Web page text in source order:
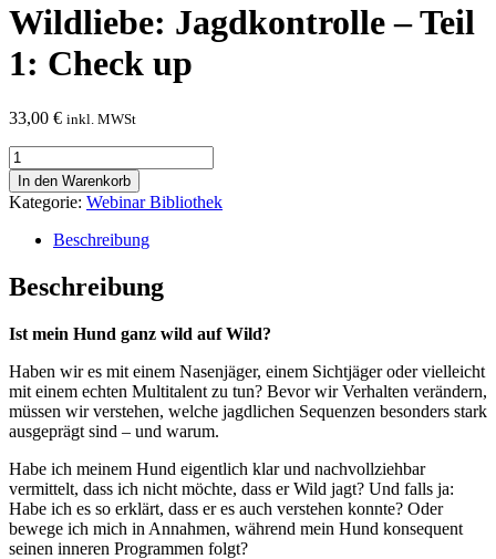
Wildliebe: Jagdkontrolle – Teil
1: Check up
33,00 € inkl. MWSt
Wildliebe:
Jagdkontrolle
-
Teil
up
Menge
In den Warenkorb
Kategorie: Webinar Bibliothek
Beschreibung
Beschreibung
Ist mein Hund ganz wild auf Wild?
Haben wir es mit einem Nasenjäger, einem Sichtjäger oder vielleicht
mit einem echten Multitalent zu tun? Bevor wir Verhalten verändern,
müssen wir verstehen, welche jagdlichen Sequenzen besonders stark
ausgeprägt sind – und warum.
Habe ich meinem Hund eigentlich klar und nachvollziehbar
vermittelt, dass ich nicht möchte, dass er Wild jagt? Und falls ja:
Habe ich es so erklärt, dass er es auch verstehen konnte? Oder
bewege ich mich in Annahmen, während mein Hund konsequent
seinen inneren Programmen folgt?